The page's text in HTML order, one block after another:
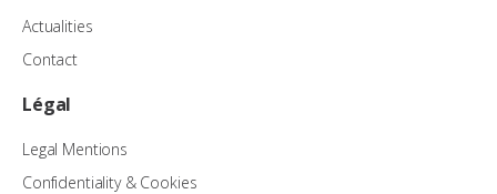
Actualities
Contact
Légal
Legal Mentions
Confidentiality & Cookies